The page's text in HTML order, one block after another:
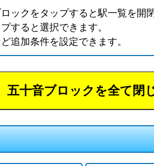
ックをタップすると駅一覧を開
すると選択できます。
追加条件を設定できます。